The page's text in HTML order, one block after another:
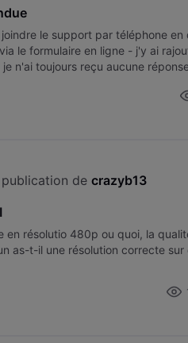
le support par téléphone
le formulaire en ligne - j'y ai
je n'ai toujours reçu aucune
de crazyb13
en résolutio 480p ou quoi, la
as-t-il une résolution correcte